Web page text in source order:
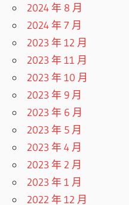
2024 年 8 月
2024 年 7 月
2023 年 12 月
2023 年 11 月
2023 年 10 月
2023 年 9 月
2023 年 6 月
2023 年 5 月
2023 年 4 月
2023 年 2 月
2023 年 1 月
2022 年 12 月